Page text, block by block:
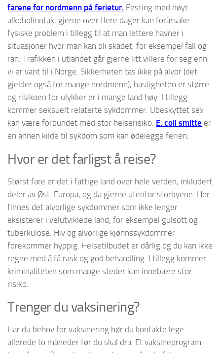
farene for nordmenn på ferietur. Festing med høyt
alkoholinntak, gjerne over flere dager kan forårsake
fysiske problem i tillegg til at man lettere havner i
situasjoner hvor man kan bli skadet, for eksempel fall og
ran. Trafikken i utlandet går gjerne litt villere for seg enn
vi er vant til i Norge. Sikkerheten tas ikke på alvor (det
gjelder også for mange nordmenn), hastigheten er større
og risikoen for ulykker er i mange land høy. I tillegg
kommer seksuelt relaterte sykdommer. Ubeskyttet sex
kan være forbundet med stor helserisiko. E. coli smitte er
en annen kilde til sykdom som kan ødelegge ferien.
Hvor er det farligst å reise?
Størst fare er det i fattige land over hele verden, inkludert
deler av Øst-Europa, og da gjerne utenfor storbyene. Her
finnes det alvorlige sykdommer som ikke lenger
eksisterer i velutviklede land, for eksempel gulsott og
tuberkulose. Hiv og alvorlige kjønnssykdommer
forekommer hyppig. Helsetilbudet er dårlig og du kan ikke
regne med å få rask og god behandling. I tillegg kommer
kriminaliteten som mange steder kan innebære stor
risiko.
Trenger du vaksinering?
Har du behov for vaksinering bør du kontakte lege
allerede to måneder før du skal dra. Et vaksineprogram